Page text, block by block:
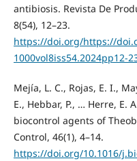
antibiosis. Revista De
8(54), 12–23.
https://doi.org/https://
1000vol8iss54.2024pp12-
Mejía, L. C., Rojas, E. I.,
E., Hebbar, P., … Herre, E.
biocontrol agents of
Control, 46(1), 4–14.
https://doi.org/10.1016/